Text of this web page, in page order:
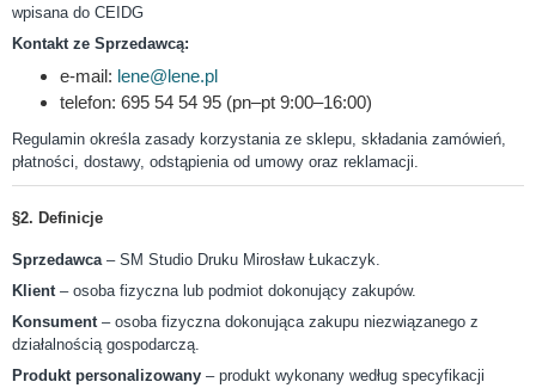
wpisana do CEIDG
Kontakt ze Sprzedawcą:
e-mail: lene@lene.pl
telefon: 695 54 54 95 (pn–pt 9:00–16:00)
Regulamin określa zasady korzystania ze sklepu, składania zamówień,
płatności, dostawy, odstąpienia od umowy oraz reklamacji.
§2. Definicje
Sprzedawca– SM Studio Druku Mirosław Łukaczyk.
Klient– osoba fizyczna lub podmiot dokonujący zakupów.
Konsument– osoba fizyczna dokonująca zakupu niezwiązanego z
działalnością gospodarczą.
Produkt personalizowany – produkt wykonany według specyfikacji